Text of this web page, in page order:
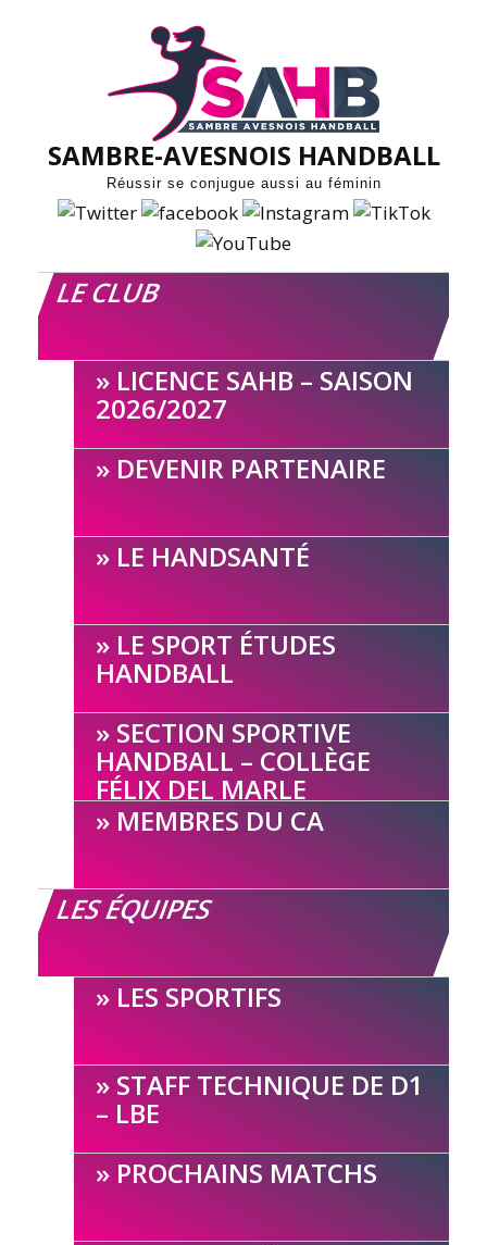
SAMBRE-AVESNOIS HANDBALL
Réussir se conjugue aussi au féminin
LE CLUB
LICENCE SAHB – SAISON
2026/2027
DEVENIR PARTENAIRE
LE HANDSANTÉ
LE SPORT ÉTUDES
HANDBALL
SECTION SPORTIVE
HANDBALL – COLLÈGE
FÉLIX DEL MARLE
MEMBRES DU CA
LES ÉQUIPES
LES SPORTIFS
STAFF TECHNIQUE DE D1
– LBE
PROCHAINS MATCHS